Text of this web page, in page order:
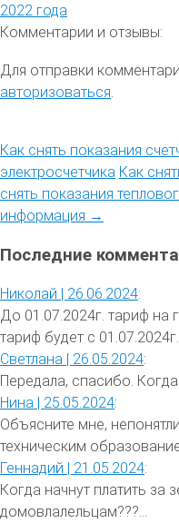
2022 года
Комментарии и отзывы:
Для отправки
авторизоваться.
Как снять показания
электросчетчика Как
снять показания
информация →
Последние
Николай | 26.06.2024:
До 01.07.2024г. тариф на
тариф будет с
Светлана | 26.05.2024:
Передала, спасибо. Когда
Нина | 25.05.2024:
Объясните мне,
техническим
Геннадий | 21.05.2024:
Когда начнут платить за
домовлалельцам???...